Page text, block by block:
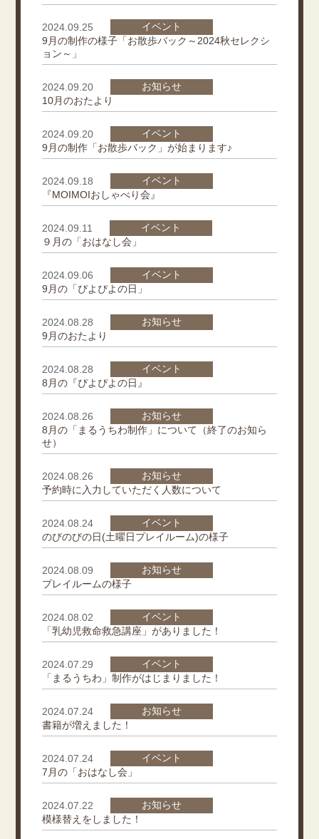
2024.09.25
イベント
9月の制作の様子「お散歩バック～2024秋セレクシ
ョン～」
2024.09.20
お知らせ
10月のおたより
2024.09.20
イベント
9月の制作「お散歩バック」が始まります♪
2024.09.18
イベント
『MOIMOIおしゃべり会』
2024.09.11
イベント
９月の「おはなし会」
2024.09.06
イベント
9月の「ぴよぴよの日」
2024.08.28
お知らせ
9月のおたより
2024.08.28
イベント
8月の『ぴよぴよの日』
2024.08.26
お知らせ
8月の「まるうちわ制作」について（終了のお知ら
せ）
2024.08.26
お知らせ
予約時に入力していただく人数について
2024.08.24
イベント
のびのびの日(土曜日プレイルーム)の様子
2024.08.09
お知らせ
プレイルームの様子
2024.08.02
イベント
「乳幼児救命救急講座」がありました！
2024.07.29
イベント
「まるうちわ」制作がはじまりました！
2024.07.24
お知らせ
書籍が増えました！
2024.07.24
イベント
7月の「おはなし会」
2024.07.22
お知らせ
模様替えをしました！